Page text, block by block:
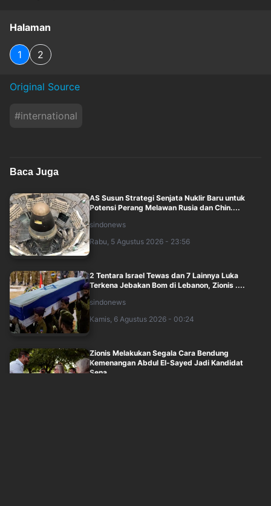
Halaman
1 2
Original Source
#international
Baca Juga
AS Susun Strategi Senjata Nuklir Baru untuk
Potensi Perang Melawan Rusia dan Chin....
sindonews
Rabu, 5 Agustus 2026 - 23:56
2 Tentara Israel Tewas dan 7 Lainnya Luka
Terkena Jebakan Bom di Lebanon, Zionis ....
sindonews
Kamis, 6 Agustus 2026 - 00:24
Zionis Melakukan Segala Cara Bendung
Kemenangan Abdul El-Sayed Jadi Kandidat
Sena....